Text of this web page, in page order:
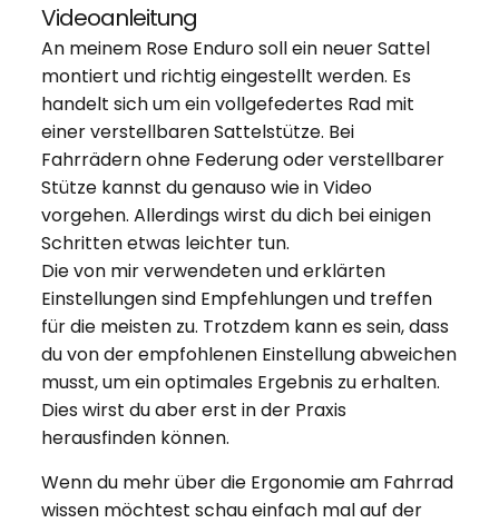
Videoanleitung
An meinem Rose Enduro soll ein neuer Sattel
montiert und richtig eingestellt werden. Es
handelt sich um ein vollgefedertes Rad mit
einer verstellbaren Sattelstütze. Bei
Fahrrädern ohne Federung oder verstellbarer
Stütze kannst du genauso wie in Video
vorgehen. Allerdings wirst du dich bei einigen
Schritten etwas leichter tun.
Die von mir verwendeten und erklärten
Einstellungen sind Empfehlungen und treffen
für die meisten zu. Trotzdem kann es sein, dass
du von der empfohlenen Einstellung abweichen
musst, um ein optimales Ergebnis zu erhalten.
Dies wirst du aber erst in der Praxis
herausfinden können.
Wenn du mehr über die Ergonomie am Fahrrad
wissen möchtest schau einfach mal auf der